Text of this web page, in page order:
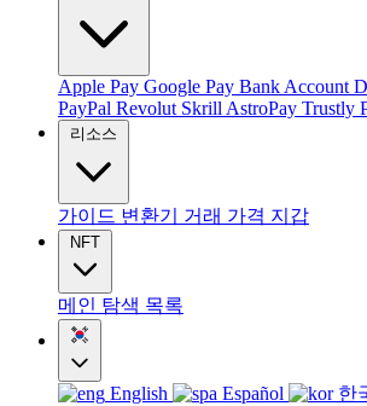
Apple Pay Google Pay Bank Account
PayPal Revolut Skrill AstroPay Trustly
리소스
가이드 변환기 거래 가격 지갑
NFT
메인 탐색 목록
English Español 한